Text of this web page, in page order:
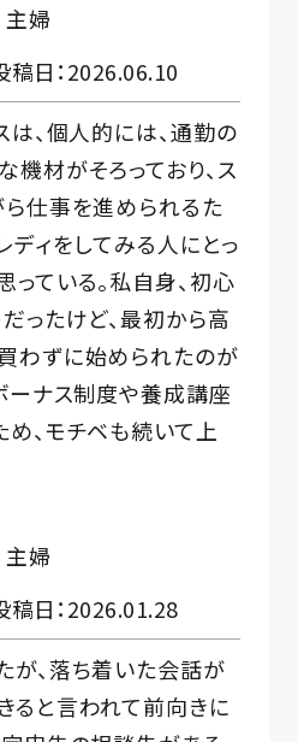
主婦
稿日 2026.06.10
は、個人的には、通勤の
材がそろっており、ス
仕事を進められるた
ディをしてみる人にとっ
ている。私自身、初心
ったけど、最初から高
わずに始められたのが
ーナス制度や養成講座
、モチベも続いて上
主婦
稿日 2026.01.28
が、落ち着いた会話が
ると言われて前向きに